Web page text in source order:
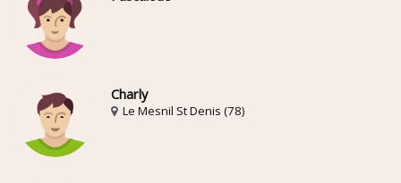
Charly
Le Mesnil St Denis (78)